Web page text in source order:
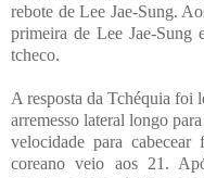
rebote de Lee Jae-Sung.
primeira de Lee Jae-Sung
tcheco.
A resposta da Tchéquia foi
arremesso lateral longo
velocidade para
coreano veio aos 21.